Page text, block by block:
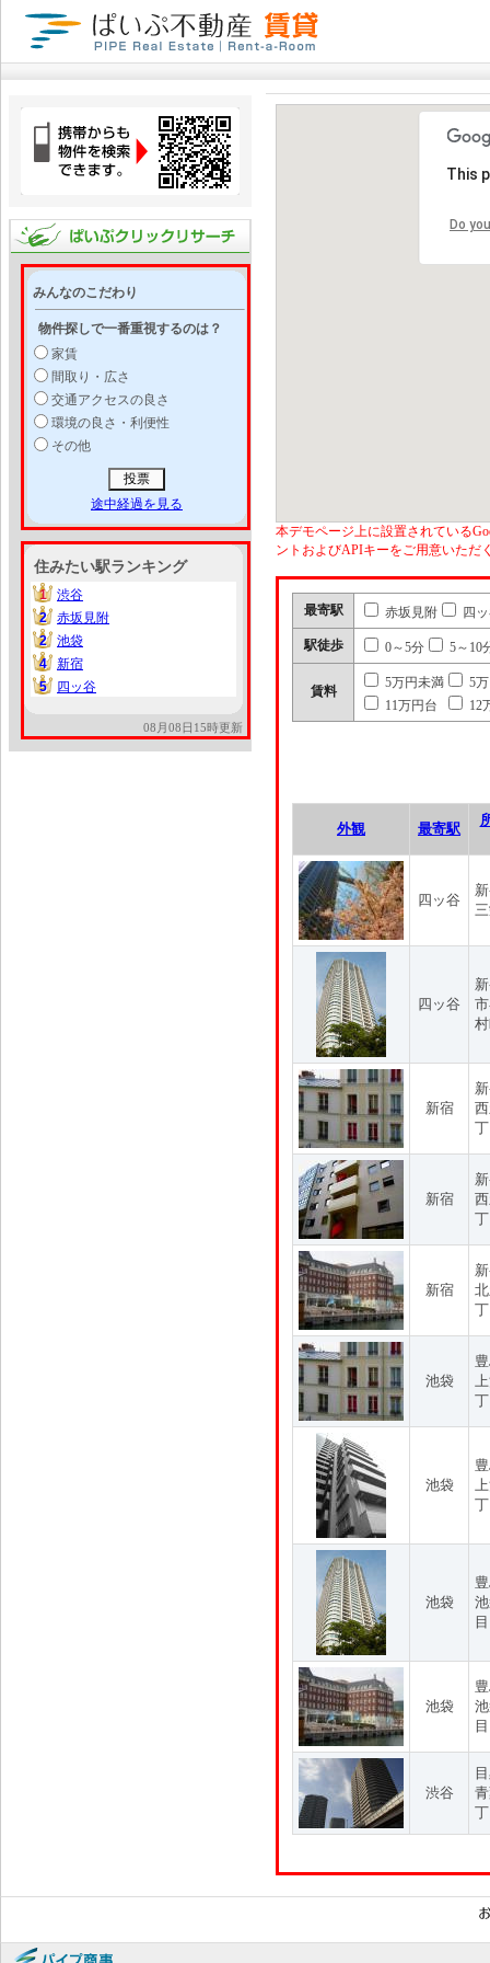
みんなのこだわり
物件探しで一番重視するのは？
家賃
間取り・広さ
交通アクセスの良さ
環境の良さ・利便性
その他
途中経過を見る
住みたい駅ランキング
1
1
渋谷
2
2
赤坂見附
2
2
池袋
4
4
新宿
5
5 四ッ谷
08月08日15時更新
This
Do
本デモページ上に設置されている
ントおよびAPIキーをご用意いただ
最寄駅 赤坂見附 四
駅徒歩 0～5分 5～10
賃料
5万円未満
5
11万円台
12
外観 最寄駅
四ッ谷
四ッ谷
新宿
新宿
新宿
池袋
池袋
池袋
目
池袋
渋谷